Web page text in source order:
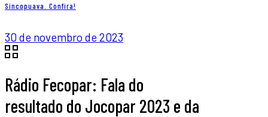
Sincopuava. Confira!
30 de novembro de 2023
Rádio Fecopar: Fala do
resultado do Jocopar 2023 e da